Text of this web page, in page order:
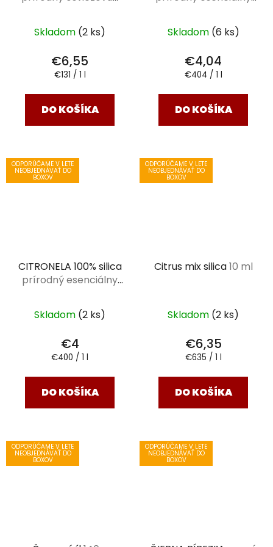
Skladom (2 ks)
€6,55
Jednotková
€131 / 1 l
DO KOŠÍKA
Skladom (6 ks)
€4,04
Jednotková
€404 / 1 l
DO KOŠÍKA
ODPORÚČAME V LETE
NEOBJEDNÁVAŤ DO
BOXOV
CITRONELA 100% silica
prírodný esenciálny
Skladom (2 ks)
€4
Jednotková
€400 / 1 l
DO KOŠÍKA
ODPORÚČAME V LETE
NEOBJEDNÁVAŤ DO
BOXOV
Citrus mix silica10 ml
Skladom (2 ks)
€6,35
Jednotková
€635 / 1 l
DO KOŠÍKA
ODPORÚČAME V LETE
NEOBJEDNÁVAŤ DO
BOXOV
ODPORÚČAME V LETE
NEOBJEDNÁVAŤ DO
BOXOV